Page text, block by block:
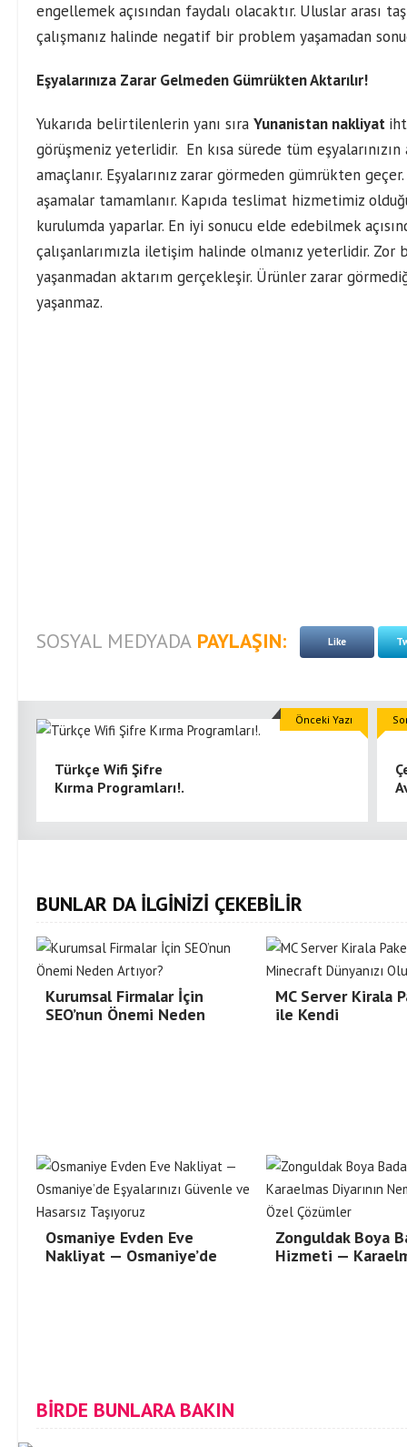
engellemek açısından faydalı olacaktır. Uluslar arası
çalışmanız halinde negatif bir problem yaşamadan
Eşyalarınıza Zarar Gelmeden Gümrükten Aktarılır!
Yukarıda belirtilenlerin yanı sıra Yunanistan nakliyat
görüşmeniz yeterlidir. En kısa sürede tüm
amaçlanır. Eşyalarınız zarar görmeden gümrükten
aşamalar tamamlanır. Kapıda teslimat hizmetimiz
kurulumda yaparlar. En iyi sonucu elde edebilmek
çalışanlarımızla iletişim halinde olmanız yeterlidir.
yaşanmadan aktarım gerçekleşir. Ürünler zarar
yaşanmaz.
SOSYAL MEDYADA PAYLAŞIN: Like
Türkçe Wifi Şifre
Kırma Programları!.
Önceki Yazı
BUNLAR DA İLGİNİZİ ÇEKEBİLİR
Kurumsal Firmalar İçin
SEO’nun Önemi Neden
MC Server Kirala
ile Kendi
Osmaniye Evden Eve
Nakliyat — Osmaniye’de
Zonguldak Boya
Hizmeti —
BİRDE BUNLARA BAKIN